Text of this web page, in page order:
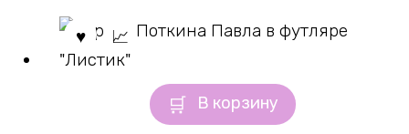
В корзину